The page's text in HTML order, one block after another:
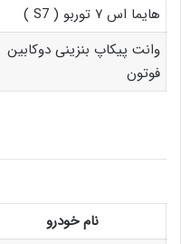
هایما اس ۷ توربو ( S7 )
وانت پیکاپ بنزینی دوکابین
فوتون
نام خودرو